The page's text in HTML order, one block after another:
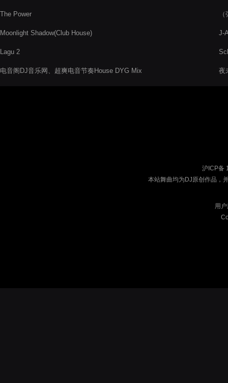
The Power
Moonlight Shadow(Club House)
Lagu 2
电音阁DJ音乐网、超爽电音节奏House DYG Mix
J-
夜
沪ICP备
本站舞曲均为DJ原创作品，
用